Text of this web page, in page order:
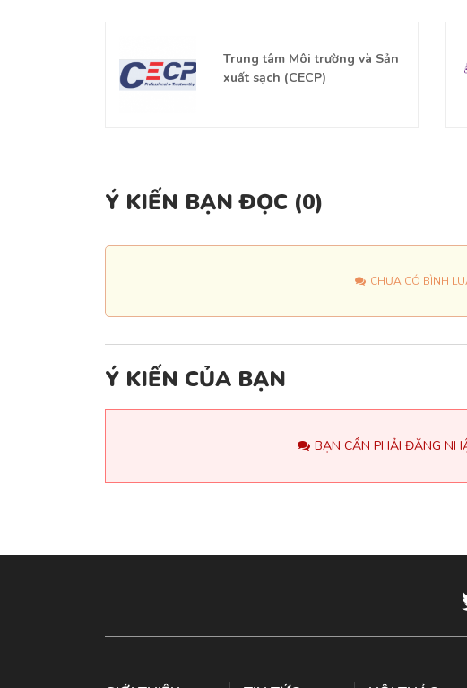
Trung tâm Môi trường và Sản
xuất sạch (CECP)
Ý KIẾN BẠN ĐỌC (0)
CHƯA CÓ BÌNH
Ý KIẾN CỦA BẠN
BẠN CẦN PHẢI ĐĂNG